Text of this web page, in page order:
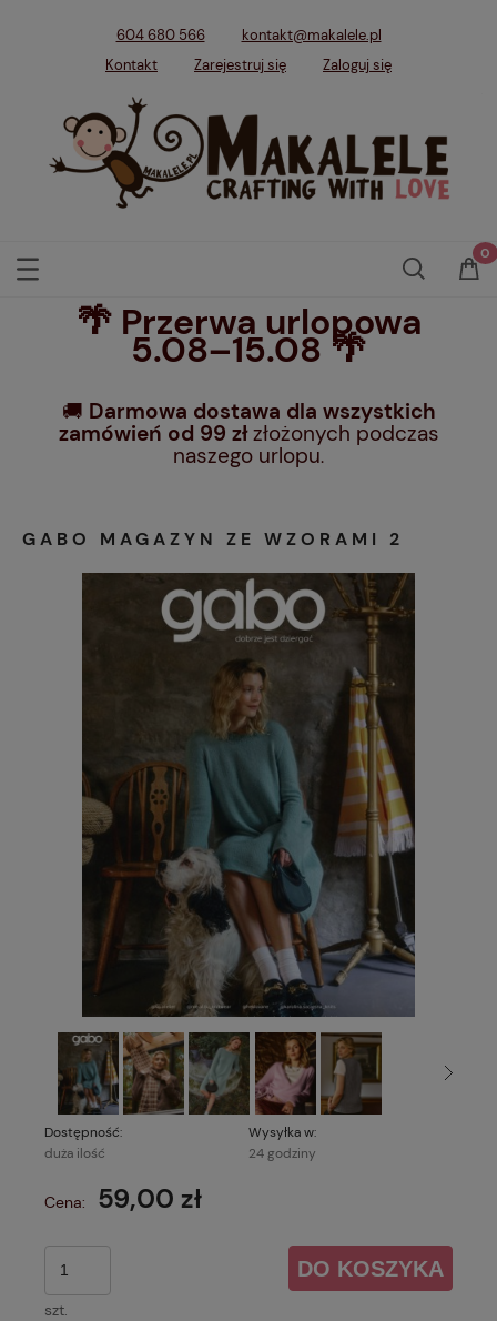
604 680 566
kontakt@makalele.pl
Kontakt
Zarejestruj się Zaloguj się
🌴 Przerwa urlopowa
5.08–15.08 🌴
🚚 Darmowa dostawa dla wszystkich
zamówień od 99 złzłożonych podczas
naszego urlopu.
GABO MAGAZYN ZE WZORAMI 2
Dostępność:
duża ilość
Wysyłka w:
24 godziny
Cena: 59,00 zł
szt.
DO KOSZYKA